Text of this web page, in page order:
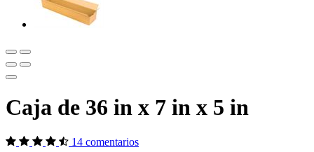
Caja de 36 in x 7 in x 5 in
14 comentarios